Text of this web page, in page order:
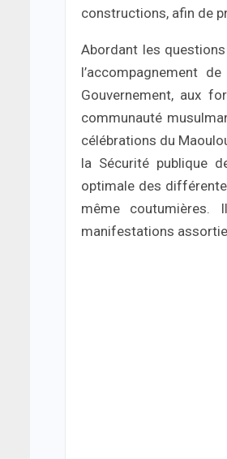
constructions, afin de
Abordant les
l’accompagnement
Gouvernement, aux
communauté
célébrations du
la Sécurité publique
optimale des
même coutumières.
manifestations